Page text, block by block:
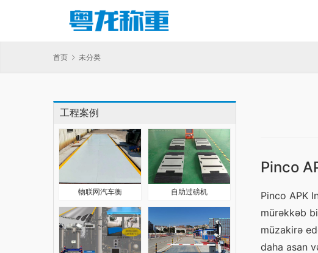
首页 未分类
工程案例
物联网汽车衡 自助过磅机
Pinco
Pinco APK
mürəkkəb
müzakirə
daha asan